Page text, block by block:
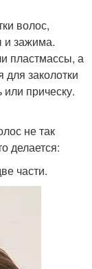
волос,
и зажима.
пластмассы, а
для заколотки
или прическу.
не так
делается:
части.